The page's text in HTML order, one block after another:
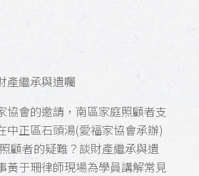
產繼承與遺囑
協會的邀請，南區家庭照顧者支
中正區石頭湯(愛福家協會承辦)
顧者的疑難？談財產繼承與遺
黃于珊律師現場為學員講解常見